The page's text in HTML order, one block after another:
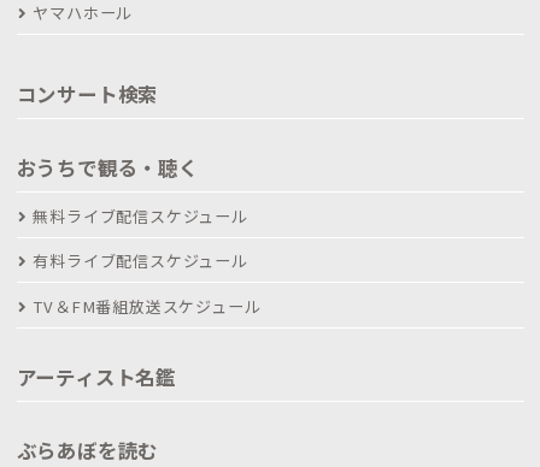
ヤマハホール
コンサート検索
おうちで観る・聴く
無料ライブ配信スケジュール
有料ライブ配信スケジュール
TV＆FM番組放送スケジュール
アーティスト名鑑
ぶらあぼを読む